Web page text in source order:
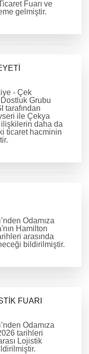
Fuarı ve
gelmiştir.
- Çek
Grubu
tarafından
ile Çekya
ilişkilerin daha da
ticaret hacminin
Odamıza
Hamilton
arasında
bildirilmiştir.
FUARI
Odamıza
tarihleri
Lojistik